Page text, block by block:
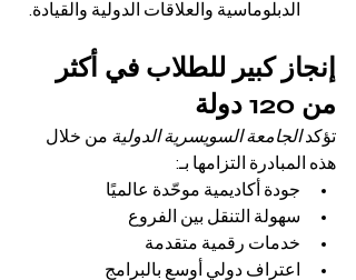
الدبلوماسية والعلاقات الدولية والقيادة.
إنجاز كبير للطلاب في أكثر
من 120 دولة
تؤكد الجامعة السويسرية الدولية من خلال
هذه المبادرة التزامها بـ:
جودة أكاديمية موحّدة عالميًا
سهولة التنقل بين الفروع
خدمات رقمية متقدمة
اعتراف دولي أوسع بالبرامج